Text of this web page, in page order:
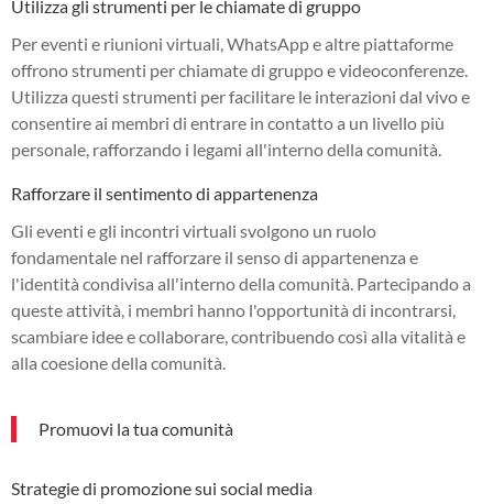
Utilizza gli strumenti per le chiamate di gruppo
Per eventi e riunioni virtuali, WhatsApp e altre piattaforme
offrono strumenti per chiamate di gruppo e videoconferenze.
Utilizza questi strumenti per facilitare le interazioni dal vivo e
consentire ai membri di entrare in contatto a un livello più
personale, rafforzando i legami all'interno della comunità.
Rafforzare il sentimento di appartenenza
Gli eventi e gli incontri virtuali svolgono un ruolo
fondamentale nel rafforzare il senso di appartenenza e
l'identità condivisa all'interno della comunità. Partecipando a
queste attività, i membri hanno l'opportunità di incontrarsi,
scambiare idee e collaborare, contribuendo così alla vitalità e
alla coesione della comunità.
Promuovi la tua comunità
Strategie di promozione sui social media